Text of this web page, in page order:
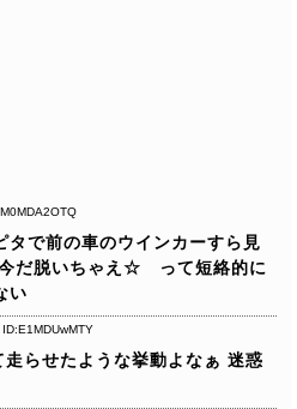
タで前の車のウインカーすら見
だ脱いちゃえ☆ って短絡的に
い
ID:E1MDUwMTY
らせたような挙動よなぁ 迷惑